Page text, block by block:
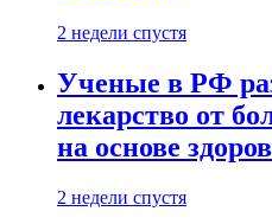
2 недели спустя
Ученые в РФ
лекарство от
на основе
2 недели спустя